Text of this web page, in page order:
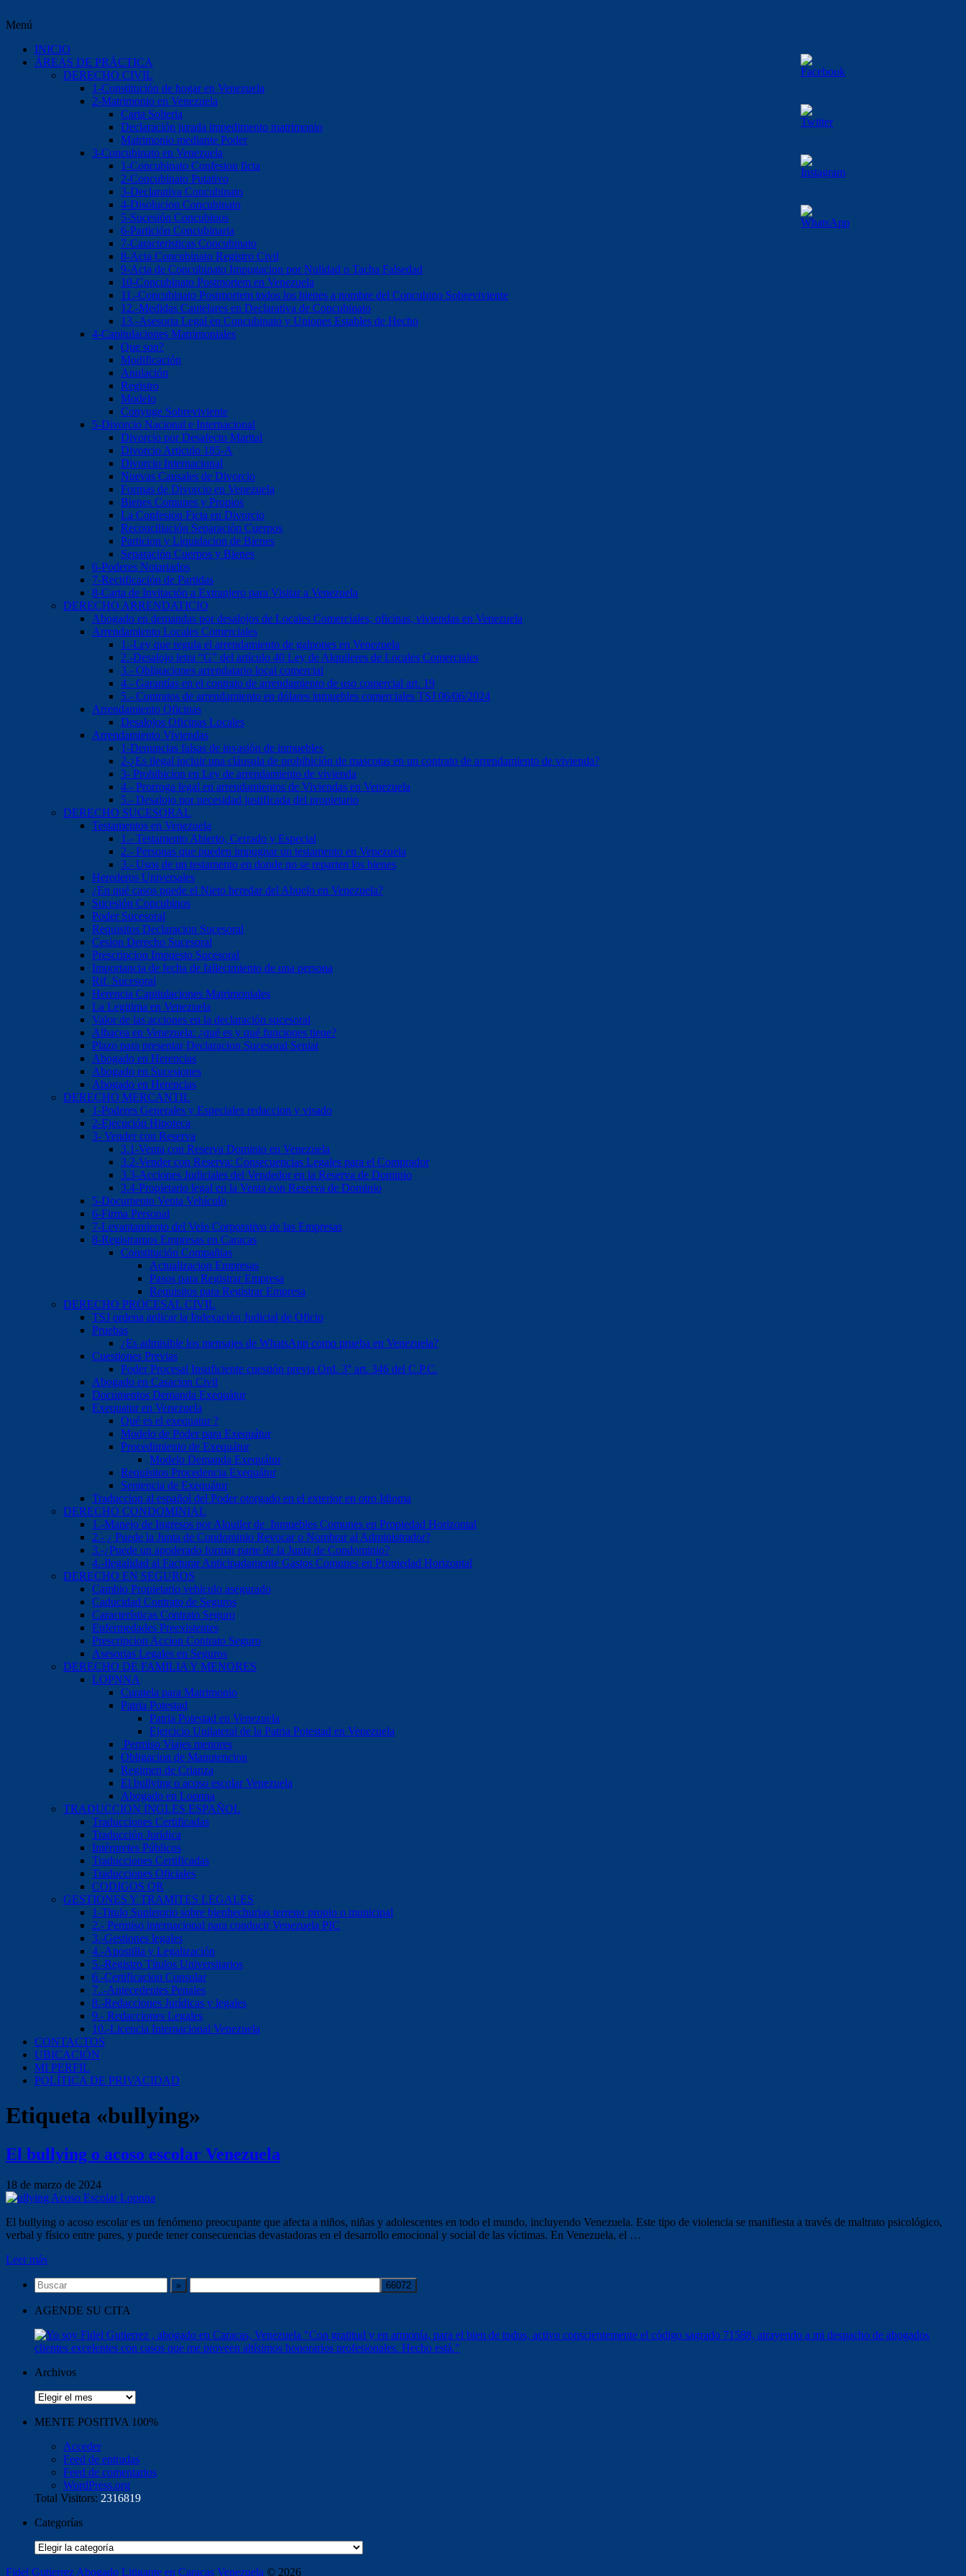
Menú
INICIO
ÁREAS DE PRÁCTICA
DERECHO CIVIL
1-Constitución de hogar en Venezuela
2-Matrimonio en Venezuela
Carta Solteria
Declaración jurada impedimento matrimonio
Matrimonio mediante Poder
3-Concubinato en Venezuela
1-Concubinato Confesion ficta
2-Concubinato Putativo
3-Declarativa Concubinato
4-Disolucion Concubinato
5-Sucesión Concubinos
6-Partición Concubinaria
7-Caracteristicas Concubinato
8-Acta Concubinato Registro Civil
9-Acta de Concubinato Impugacion por Nulidad o Tacha Falsedad
10-Concubinato Postmortem en Venezuela
11.-Concubinato Postmortem todos los bienes a nombre del Concubino Sobreviviente
12.-Medidas Cautelares en Declarativa de Concubinato
13.-Asesoria Legal en Concubinato y Uniones Estables de Hecho
4-Capitulaciones Matrimoniales
Que son?
Modificación
Anulación
Registro
Modelo
Conyuge Sobreviviente
5-Divorcio Nacional e Internacional
Divorcio por Desafecto Marital
Divorcio Articulo 185-A
Divorcio Internacional
Nuevas Causales de Divorcio
Formas de Divorcio en Venezuela
Bienes Comunes y Propios
La Confesion Ficta en Divorcio
Reconciliación Separación Cuerpos
Particion y Liquidacion de Bienes
Separación Cuerpos y Bienes
6-Poderes Notariados
7-Rectificación de Partidas
8-Carta de Invitación a Extranjero para Visitar a Venezuela
DERECHO ARRENDATICIO
Abogado en demandas por desalojos de Locales Comerciales, oficinas, viviendas en Venezuela
Arrendamiento Locales Comerciales
1.-Ley que regula el arrendamiento de galpones en Venezuela
2.-Desalojo letra “G” del artículo 40 Ley de Alquileres de Locales Comerciales
3.- Obligaciones arrendatario local comercial
4.- Garantías en el contrato de arrendamiento de uso comercial art. 19
5.- Contratos de arrendamiento en dólares inmuebles comerciales TSJ 06/06/2024
Arrendamiento Oficinas
Desalojos Oficinas Locales
Arrendamiento Viviendas
1-Denuncias falsas de invasión de inmuebles
2-¿Es ilegal incluir una cláusula de prohibición de mascotas en un contrato de arrendamiento de vivienda?
3- Prohibicion en Ley de arrendamiento de vivienda
4.- Prorroga legal en arrendamientos de Viviendas en Venezuela
5.- Desalojo por necesidad justificada del propietario
DERECHO SUCESORAL
Testamentos en Venezuela
1.- Testamento Abierto, Cerrado y Especial
2.- Personas que pueden impugnar un testamento en Venezuela
3.- Usos de un testamento en donde no se reparten los bienes
Herederos Universales
¿En qué casos puede el Nieto heredar del Abuelo en Venezuela?
Sucesión Concubinos
Poder Sucesoral
Requisitos Declaracion Sucesoral
Cesion Derecho Sucesoral
Prescripcion Impuesto Sucesoral
Importancia de fecha de fallecimiento de una persona
Rif Sucesoral
Herencia Capitulaciones Matrimoniales
La Legitima en Venezuela
Valor de las acciones en la declaración sucesoral
Albacea en Venezuela: ¿qué es y qué funciones tiene?
Plazo para presentar Declaracion Sucesoral Seniat
Abogado en Herencias
Abogado en Sucesiones
Abogado en Herencias
DERECHO MERCANTIL
1-Poderes Generales y Especiales redaccion y visado
2-Ejecución Hipoteca
3- Vender con Reserva
3.1-Venta con Reserva Dominio en Venezuela
3.2-Vender con Reserva: Consecuencias Legales para el Comprador
3.3-Acciones Judiciales del Vendedor en la Reserva de Dominio
3.4-Propietario legal en la Venta con Reserva de Dominio
5-Documento Venta Vehículo
6-Firma Personal
7-Levantamiento del Velo Corporativo de las Empresas
8-Registramos Empresas en Caracas
Constitución Compañias
Actualizacion Empresas
Pasos para Registrar Empresa
Requisitos para Registrar Empresa
DERECHO PROCESAL CIVIL
TSJ ordena aplicar la Indexación Judicial de Oficio
Pruebas
¿Es admisible los mensajes de WhatsApp como prueba en Venezuela?
Cuestiones Previas
Poder Procesal Insuficiente cuestión previa Ord. 3° art. 346 del C.P.C.
Abogado en Casacion Civil
Documentos Demanda Exequátur
Exequatur en Venezuela
Qué es el exequatur ?
Modelo de Poder para Exequátur
Procedimiento de Exequátur
Modelo Demanda Exequátur
Requisitos Procedencia Exequátur
Sentencia de Exequátur
Traduccion al español del Poder otorgado en el exterior en otro Idioma
DERECHO CONDOMINIAL
1.-Manejo de Ingresos por Alquiler de Inmuebles Comunes en Propiedad Horizontal
2.- ¿ Puede la Junta de Condominio Revocar o Nombrar al Administrador?
3.-¿Puede un apoderado formar parte de la Junta de Condominio?
4.-Ilegalidad al Facturar Anticipadamente Gastos Comunes en Propiedad Horizontal
DERECHO EN SEGUROS
Cambio Propietario vehiculo asegurado
Caducidad Contrato de Seguros
Características Contrato Seguro
Enfermedades Preexistentes
Prescripcion Accion Contrato Seguro
Asesorias Legales en Seguros
DERECHO DE FAMILIA Y MENORES
LOPNNA
Curatela para Matrimonio
Patria Potestad
Patria Potestad en Venezuela
Ejercicio Unilateral de la Patria Potestad en Venezuela
Permiso Viajes menores
Obligacion de Manutencion
Regimen de Crianza
El bullying o acoso escolar Venezuela
Abogado en Lopnna
TRADUCCION INGLES ESPAÑOL
Traducciones Certificadas
Traducción Jurídica
Intérpretes Públicos
Traducciones Certificadas
Traducciones Oficiales
CODIGOS QR
GESTIONES Y TRAMITES LEGALES
1-Titulo Supletorio sobre bienhechurias terreno propio o municipal
2.- Permiso internacional para conducir Venezuela PIC
3.-Gestiones legales
4.-Apostilla y Legalización
5.-Registro Títulos Universitarios
6.-Certificacion Consular
7..-Antecedentes Penales
8.-Redacciones Jurídicas y legales
9.- Redacciones Legales
10.-Licencia Internacional Venezuela
CONTACTOS
UBICACIÓN
MI PERFIL
POLÍTICA DE PRIVACIDAD
Etiqueta «bullying»
El bullying o acoso escolar Venezuela
18 de marzo de 2024
El bullying o acoso escolar es un fenómeno preocupante que afecta a niños, niñas y adolescentes en todo el mundo, incluyendo Venezuela. Este tipo de violencia se manifiesta a través de maltrato psicológico,
verbal y físico entre pares, y puede tener consecuencias devastadoras en el desarrollo emocional y social de las víctimas. En Venezuela, el …
Leer más
AGENDE SU CITA
Archivos
Archivos
MENTE POSITIVA 100%
Acceder
Feed de entradas
Feed de comentarios
WordPress.org
Total Visitors: 2316819
Categorías
Categorías
Fidel Gutierrez Abogado Litigante en Caracas Venezuela © 2026